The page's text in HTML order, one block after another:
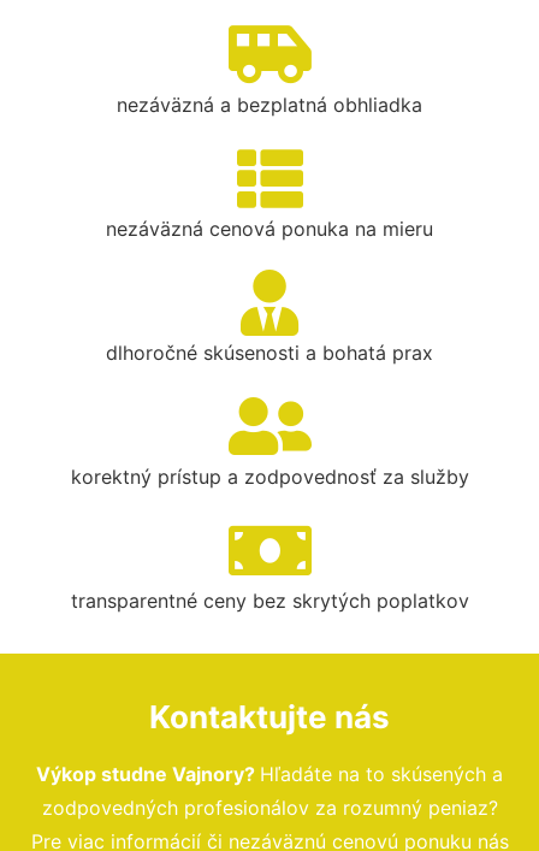
nezáväzná a bezplatná obhliadka
nezáväzná cenová ponuka na mieru
dlhoročné skúsenosti a bohatá prax
korektný prístup a zodpovednosť za služby
transparentné ceny bez skrytých poplatkov
Kontaktujte nás
Výkop studne Vajnory? Hľadáte na to skúsených a
zodpovedných profesionálov za rozumný peniaz?
Pre viac informácií či nezáväznú cenovú ponuku nás